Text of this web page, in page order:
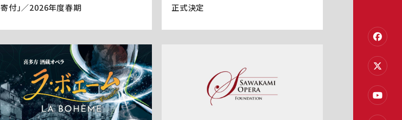
寄付」／2026年度春期
正式決定